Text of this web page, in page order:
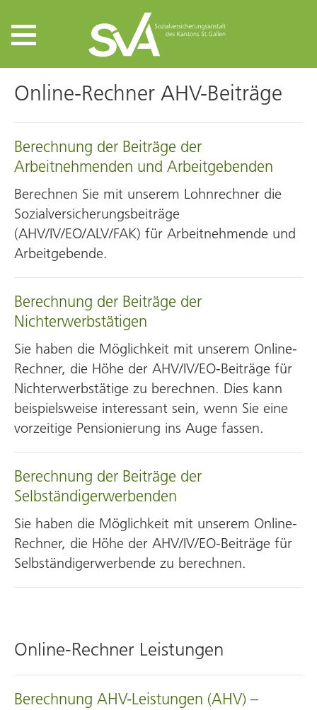
Online-Rechner AHV-Beiträge
Berechnung der Beiträge der
Arbeitnehmenden und Arbeitgebenden
Berechnen Sie mit unserem Lohnrechner die
Sozial­versicherungs­beiträge
(AHV/IV/EO/ALV/FAK) für Arbeitnehmende und
Arbeitgebende.
Berechnung der Beiträge der
Nichterwerbstätigen
Sie haben die Möglichkeit mit unserem Online-
Rechner, die Höhe der AHV/IV/EO-Beiträge für
Nichterwerbstätige zu berechnen. Dies kann
beispielsweise interessant sein, wenn Sie eine
vorzeitige Pensionierung ins Auge fassen.
Berechnung der Beiträge der
Selbständigerwerbenden
Sie haben die Möglichkeit mit unserem Online-
Rechner, die Höhe der AHV/IV/EO-Beiträge für
Selbständig­erwerbende zu berechnen.
Online-Rechner Leistungen
Berechnung AHV-Leistungen (AHV) –